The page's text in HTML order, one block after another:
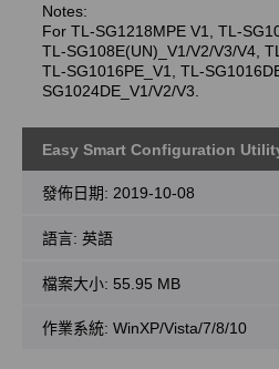
Notes:
For TL-SG1218MPE V1, TL-
TL-SG108E(UN)_V1/V2/V3/V4,
TL-SG1016PE_V1, TL-
SG1024DE_V1/V2/V3.
Easy Smart Configuration
發佈日期: 2019-10-08
語言: 英語
檔案大小: 55.95 MB
作業系統: WinXP/Vista/7/8/10